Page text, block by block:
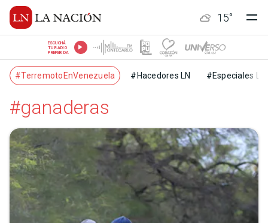
15°
ESCUCHÁ
TU RADIO
PREFERIDA
#TerremotoEnVenezuela #Hacedores LN #Especiales LN
#ganaderas